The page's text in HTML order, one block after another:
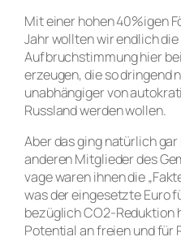
Mit einer hohen 40%igen
Jahr wollten wir endlich
Aufbruchstimmung hier
erzeugen, die so dringend
unabhängiger von
Russland werden wollen.
Aber das ging natürlich
anderen Mitglieder des
vage waren ihnen die
was der eingesetzte Euro
bezüglich CO2-Reduktion
Potential an freien und für